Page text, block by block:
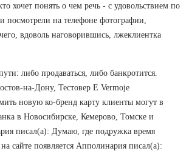
хочет понять о чем речь - с удовольствием по
посмотрели на телефоне фотографии,
вдоволь наговорившись, лжеклиентка
либо продаваться, либо банкротится.
на-Дону, Тестовер Е Vermoje
новую ко-бренд карту клиенты могут в
в Новосибирске, Кемерово, Томске и
писал(а): Думаю, где подружка время
сайте появляется Апполинария писал(а):